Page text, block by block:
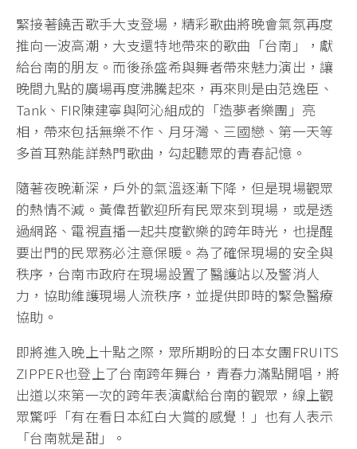
緊接著饒舌歌手大支登場，精彩歌曲將晚會氣氛再度
推向一波高潮，大支還特地帶來的歌曲「台南」，獻
給台南的朋友。而後孫盛希與舞者帶來魅力演出，讓
晚間九點的廣場再度沸騰起來，再來則是由范逸臣、
Tank、FIR陳建寧與阿沁組成的「造夢者樂團」亮
相，帶來包括無樂不作、月牙灣、三國戀、第一天等
多首耳熟能詳熱門歌曲，勾起聽眾的青春記憶。
隨著夜晚漸深，戶外的氣溫逐漸下降，但是現場觀眾
的熱情不減。黃偉哲歡迎所有民眾來到現場，或是透
過網路、電視直播一起共度歡樂的跨年時光，也提醒
要出門的民眾務必注意保暖。為了確保現場的安全與
秩序，台南市政府在現場設置了醫護站以及警消人
力，協助維護現場人流秩序，並提供即時的緊急醫療
協助。
即將進入晚上十點之際，眾所期盼的日本女團FRUITS
ZIPPER也登上了台南跨年舞台，青春力滿點開唱，將
出道以來第一次的跨年表演獻給台南的觀眾，線上觀
眾驚呼「有在看日本紅白大賞的感覺！」也有人表示
「台南就是甜」。